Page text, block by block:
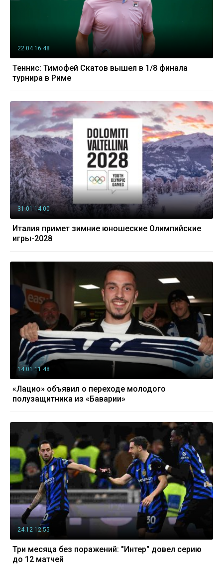
22.04 16:48
Теннис: Тимофей Скатов вышел в 1/8 финала
турнира в Риме
31.01 14:00
Италия примет зимние юношеские Олимпийские
игры-2028
14.01 11:48
«Лацио» объявил о переходе молодого
полузащитника из «Баварии»
24.12 12:55
Три месяца без поражений: "Интер" довел серию
до 12 матчей